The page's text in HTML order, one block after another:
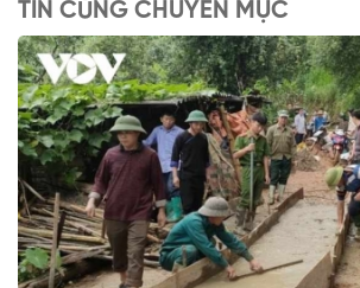
TIN CÙNG CHUYÊN MỤC